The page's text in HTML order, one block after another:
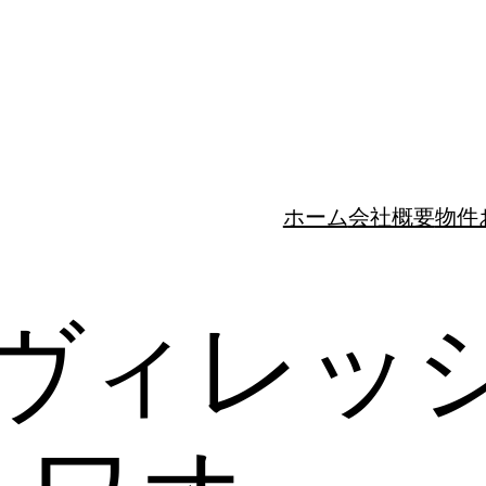
ホーム会社概要物件
ィレッ